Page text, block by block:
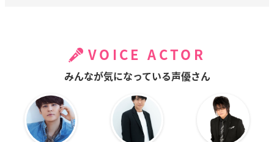
VOICE ACTOR
みんなが気になっている声優さん